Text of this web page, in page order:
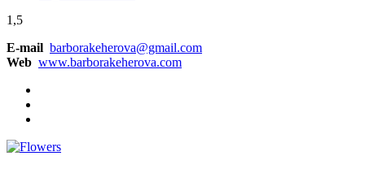
1,5
E-mail barborakeherova@gmail.com
Web www.barborakeherova.com